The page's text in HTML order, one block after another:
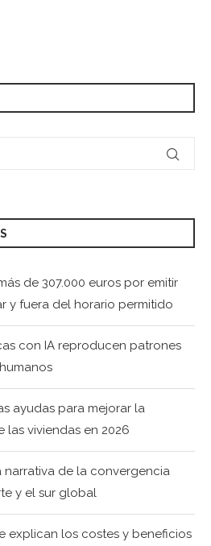
de 307.000 euros por emitir
y fuera del horario permitido
con IA reproducen patrones
ayudas para mejorar la
las viviendas en 2026
narrativa de la convergencia
y el sur global
explican los costes y beneficios